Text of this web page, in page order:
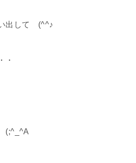
出して (^^♪
・
(;^_^A